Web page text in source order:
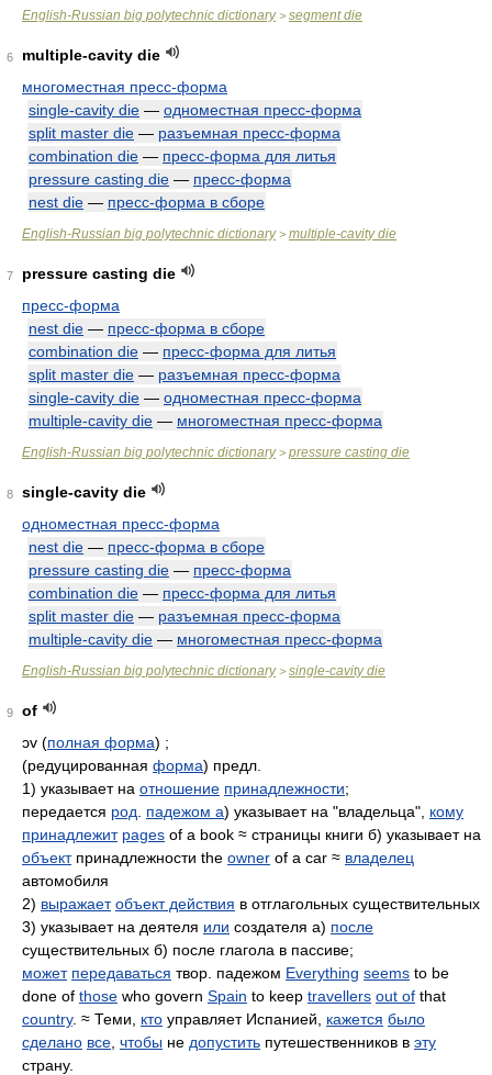
English-Russian big polytechnic dictionary> segment die
6
multiple-cavity die
многоместная пресс-форма
single-cavity die — одноместная пресс-форма
split master die — разъемная пресс-форма
combination die — пресс-форма для литья
pressure casting die — пресс-форма
nest die — пресс-форма в сборе
English-Russian big polytechnic dictionary> multiple-cavity die
7
pressure casting die
пресс-форма
nest die — пресс-форма в сборе
combination die — пресс-форма для литья
split master die — разъемная пресс-форма
single-cavity die — одноместная пресс-форма
multiple-cavity die — многоместная пресс-форма
English-Russian big polytechnic dictionary> pressure casting die
8
single-cavity die
одноместная пресс-форма
nest die — пресс-форма в сборе
pressure casting die — пресс-форма
combination die — пресс-форма для литья
split master die — разъемная пресс-форма
multiple-cavity die — многоместная пресс-форма
English-Russian big polytechnic dictionary> single-cavity die
9
of
ɔv (полная форма) ;
(редуцированная форма) предл.
1) указывает на отношение принадлежности;
передается род падежом а) указывает на "владельца", кому
принадлежит pages of a book ≈ страницы книги б) указывает на
объектпринадлежности the owner of a car ≈ владелец
автомобиля
2) выражает объект действия в отглагольных существительных
3) указывает на деятеля или создателя а) после
существительных б) после глагола в пассиве;
может передаваться твор. падежом Everything seems to be
done of those who govern Spain to keep travellers out of that
country. ≈ Теми, кто управляет Испанией, кажется было
сделано все чтобы не допустить путешественников в эту
страну.